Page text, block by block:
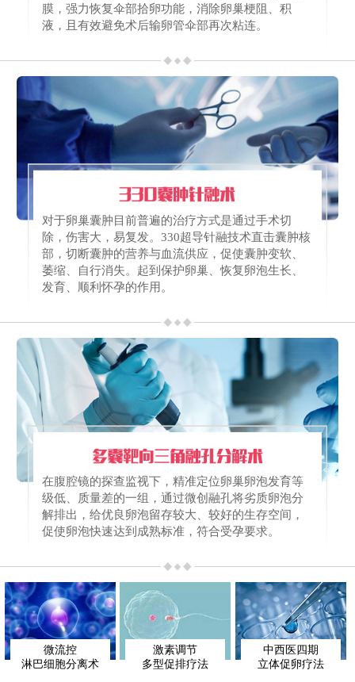
膜，强力恢复伞部拾卵功能，消除卵巢梗阻、积
液，且有效避免术后输卵管伞部再次粘连。
对于卵巢囊肿目前普遍的治疗方式是通过手术切
除，伤害大，易复发。330超导针融技术直击囊肿核
部，切断囊肿的营养与血流供应，促使囊肿变软、
萎缩、自行消失。起到保护卵巢、恢复卵泡生长、
发育、顺利怀孕的作用。
在腹腔镜的探查监视下，精准定位卵巢卵泡发育等
级低、质量差的一组，通过微创融孔将劣质卵泡分
解排出，给优良卵泡留存较大、较好的生存空间，
促使卵泡快速达到成熟标准，符合受孕要求。
微流控
淋巴细胞分离术
激素调节
多型促排疗法
中西医四期
立体促卵疗法